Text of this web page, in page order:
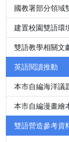
國教署部分領域
建置校園雙語環
雙語教學相關文
英語閱讀推動
本市自編海洋議
本市自編漫畫繪
雙語營造參考資